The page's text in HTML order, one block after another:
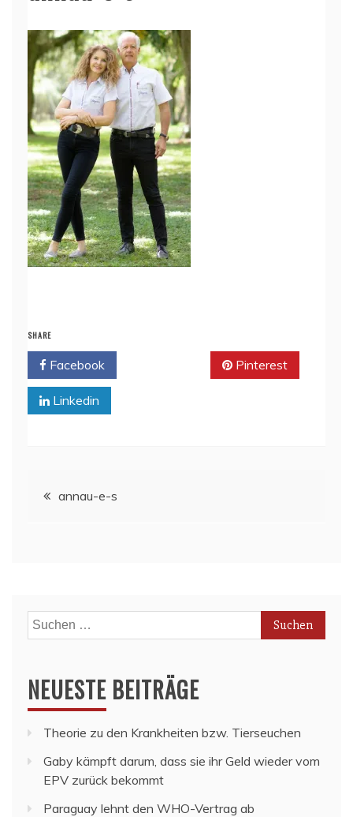
SHARE
Facebook Pinterest
Linkedin
Beitragsnavigation
annau-e-s
Suchen
nach:
NEUESTE BEITRÄGE
Theorie zu den Krankheiten bzw. Tierseuchen
Gaby kämpft darum, dass sie ihr Geld wieder vom
EPV zurück bekommt
Paraguay lehnt den WHO-Vertrag ab